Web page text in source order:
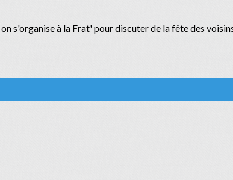
s'organise à la Frat' pour discuter de la fête des